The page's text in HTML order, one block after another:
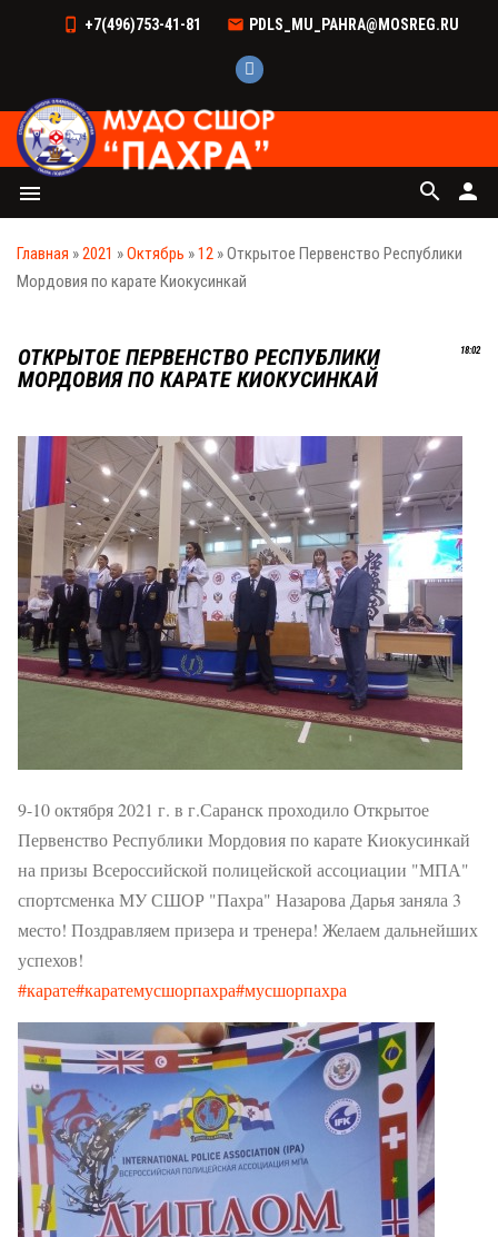
+7(496)753-41-81 PDLS_MU_PAHRA@MOSREG.RU
menu person
search
Главная »2021 »Октябрь »12 » Открытое Первенство Республики
Мордовия по карате Киокусинкай
18:02
ОТКРЫТОЕ ПЕРВЕНСТВО РЕСПУБЛИКИ
МОРДОВИЯ ПО КАРАТЕ КИОКУСИНКАЙ
9-10 октября 2021 г. в г.Саранск проходило Открытое
Первенство Республики Мордовия по карате Киокусинкай
на призы Всероссийской полицейской ассоциации "МПА"
спортсменка МУ СШОР "Пахра" Назарова Дарья заняла 3
место! Поздравляем призера и тренера! Желаем дальнейших
успехов!
#карате#каратемусшорпахра#мусшорпахра